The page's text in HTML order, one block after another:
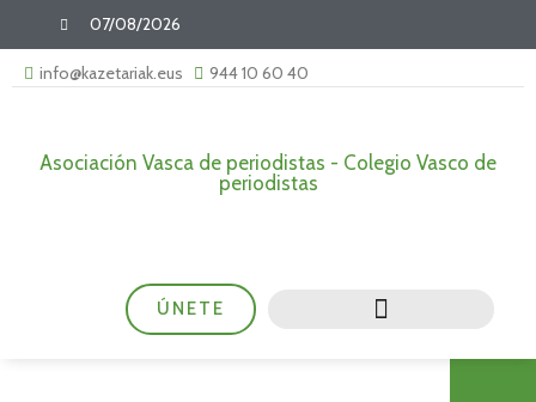
07/08/2026
info@kazetariak.eus 944 10 60 40
Asociación Vasca de periodistas - Colegio Vasco de
periodistas
ÚNETE